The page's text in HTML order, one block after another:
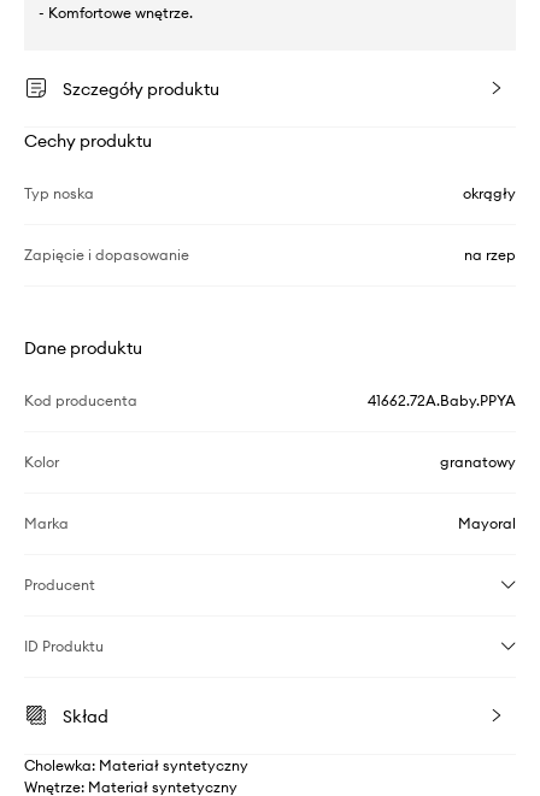
- Komfortowe wnętrze.
Szczegóły produktu
Cechy produktu
Typ noska okrągły
Zapięcie i dopasowanie na rzep
Dane produktu
Kod producenta 41662.72A.Baby.PPYA
Kolor granatowy
Marka Mayoral
Producent
ID Produktu
Skład
Cholewka: Materiał syntetyczny
Wnętrze: Materiał syntetyczny